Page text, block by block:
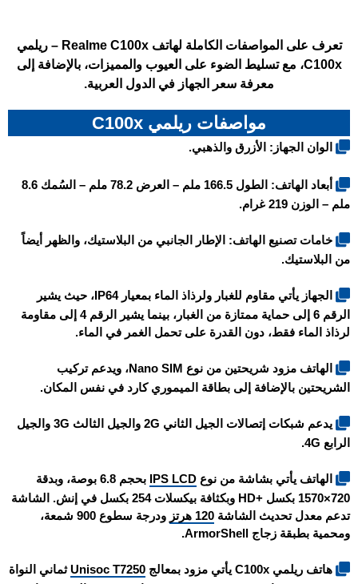
تعرف على المواصفات الكاملة لهاتف Realme C100x – ريلمي
C100x، مع تسليط الضوء على العيوب والمميزات، بالإضافة إلى
معرفة سعر الجهاز في الدول العربية.
مواصفات ريلمي C100x
الوان الجهاز: الأزرق والذهبي.
أبعاد الهاتف: الطول 166.5 ملم – العرض 78.2 ملم – السُمك 8.6
ملم – الوزن 219 غرام.
خامات تصنيع الهاتف: الإطار الجانبي من البلاستيك، والظهر أيضاً
من البلاستيك.
الجهاز يأتي مقاوم للغبار ولرذاذ الماء بمعيار IP64، حيث يشير
الرقم 6 إلى حماية ممتازة من الغبار، بينما يشير الرقم 4 إلى مقاومة
لرذاذ الماء فقط، دون القدرة على تحمل الغمر في الماء.
الهاتف مزود شريحتين من نوع Nano SIM، ويدعم تركيب
الشريحتين بالإضافة إلى بطاقة الميموري كارد في نفس المكان.
يدعم شبكات إتصالات الجيل الثاني 2G والجيل الثالث 3G والجيل
الرابع 4G.
الهاتف يأتي بشاشة من نوع IPS LCD
بحجم 6.8 بوصة، وبدقة
720×1570 بكسل +HD وبكثافة بيكسلات 254 بكسل في إنش. الشاشة
تدعم معدل تحديث الشاشة 120 هرتز
ودرجة سطوع 900 شمعة،
ومحمية بطبقة زجاج ArmorShell.
هاتف ريلمي C100x يأتي مزود بمعالج Unisoc T7250ثماني النواة